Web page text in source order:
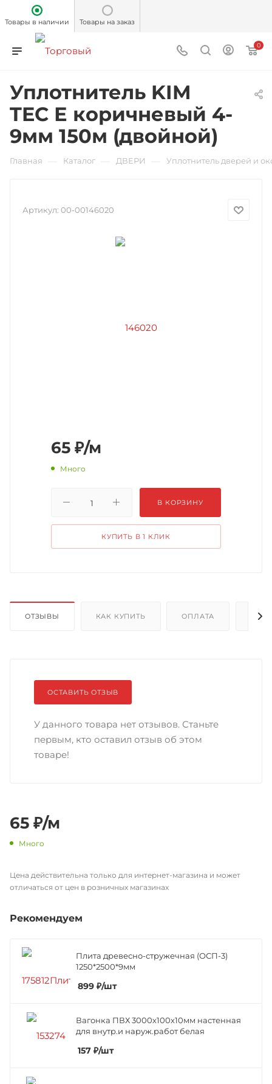
Товары в наличии Товары на заказ
0
Уплотнитель KIM
TEC Е коричневый 4-
9мм 150м (двойной)
Главная Каталог ДВЕРИ Уплотнитель дверей и
Артикул: 00-00146020
65 ₽/м
Много
В КОРЗИНУ
КУПИТЬ В 1 КЛИК
ОТЗЫВЫ КАК КУПИТЬ ОПЛАТА
ОСТАВИТЬ ОТЗЫВ
У данного товара нет отзывов. Станьте
первым, кто оставил отзыв об этом
товаре!
65 ₽/м
Много
Цена действительна только для интернет-магазина и может
отличаться от цен в розничных магазинах
Рекомендуем
Плита древесно-стружечная (ОСП-3)
1250*2500*9мм
899 ₽/шт
Вагонка ПВХ 3000х100х10мм настенная
для внутр.и наруж.работ белая
157 ₽/шт